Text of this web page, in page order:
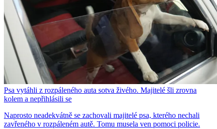
Psa vytáhli z rozpáleného auta sotva živého. Majitelé šli zrovna
kolem a nepřihlásili se
Naprosto neadekvátně se zachovali majitelé psa, kterého nechali
zavřeného v rozpáleném autě. Tomu musela ven pomoci policie.